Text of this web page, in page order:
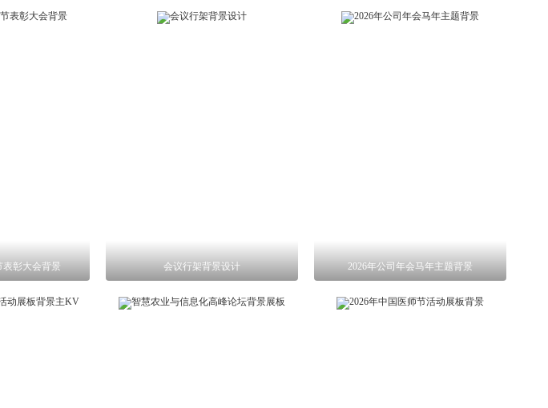
表彰大会背景 会议行架背景设计 2026年公司年会马年主题背景